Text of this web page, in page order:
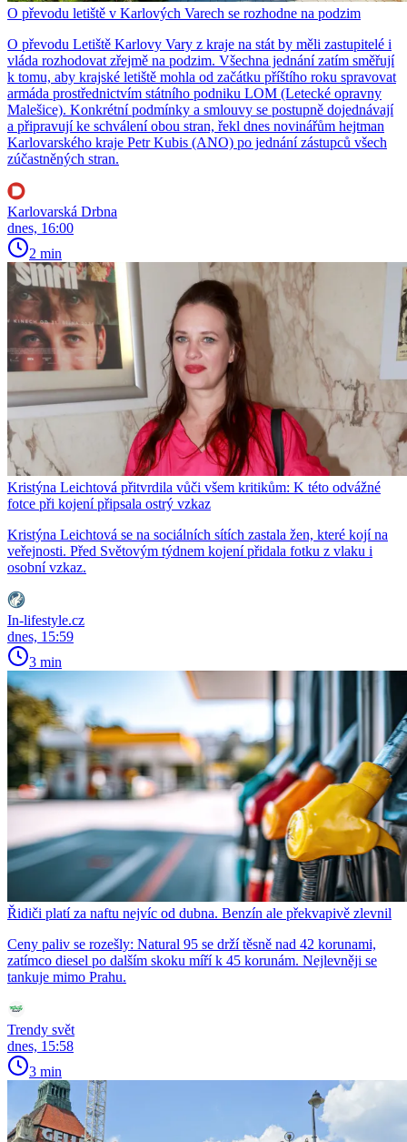
O převodu letiště v Karlových Varech se rozhodne na podzim
O převodu Letiště Karlovy Vary z kraje na stát by měli zastupitelé i
vláda rozhodovat zřejmě na podzim. Všechna jednání zatím směřují
k tomu, aby krajské letiště mohla od začátku příštího roku spravovat
armáda prostřednictvím státního podniku LOM (Letecké opravny
Malešice). Konkrétní podmínky a smlouvy se postupně dojednávají
a připravují ke schválení obou stran, řekl dnes novinářům hejtman
Karlovarského kraje Petr Kubis (ANO) po jednání zástupců všech
zúčastněných stran.
Karlovarská Drbna
dnes, 16:00
2 min
Kristýna Leichtová přitvrdila vůči všem kritikům: K této odvážné
fotce při kojení připsala ostrý vzkaz
Kristýna Leichtová se na sociálních sítích zastala žen, které kojí na
veřejnosti. Před Světovým týdnem kojení přidala fotku z vlaku i
osobní vzkaz.
In-lifestyle.cz
dnes, 15:59
3 min
Řidiči platí za naftu nejvíc od dubna. Benzín ale překvapivě zlevnil
Ceny paliv se rozešly: Natural 95 se drží těsně nad 42 korunami,
zatímco diesel po dalším skoku míří k 45 korunám. Nejlevněji se
tankuje mimo Prahu.
Trendy svět
dnes, 15:58
3 min